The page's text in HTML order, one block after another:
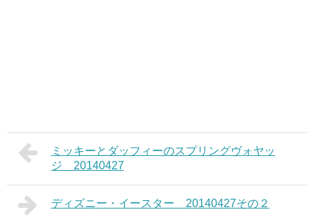
ミッキーとダッフィーのスプリングヴォヤッ
ジ 20140427
ディズニー・イースター 20140427その２